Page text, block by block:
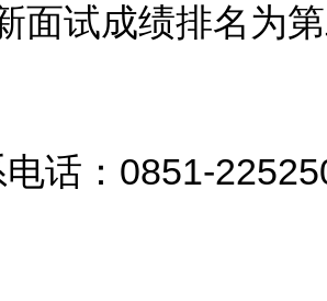
面试成绩排名为
：0851-